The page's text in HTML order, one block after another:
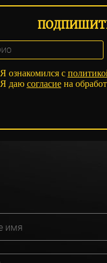
Я ознакомился с
Я даю согласиена